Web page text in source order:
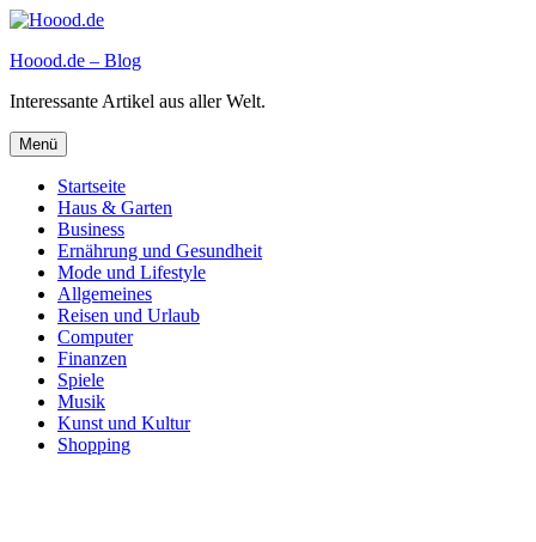
Zum
springen
Hoood.de – Blog
Interessante Artikel aus aller Welt.
Menü
Startseite
Haus & Garten
Business
Ernährung und Gesundheit
Mode und Lifestyle
Allgemeines
Reisen und Urlaub
Computer
Finanzen
Spiele
Musik
Kunst und Kultur
Shopping